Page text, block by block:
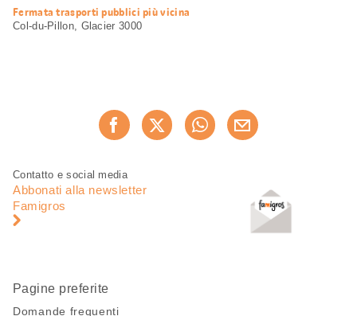
Fermata trasporti pubblici più vicina
Col-du-Pillon, Glacier 3000
Consiglia ora
Piè
pagina
Navigazione
pagina
Contatto e social media
Abbonati alla newsletter
Famigros
Pagine preferite
Domande frequenti